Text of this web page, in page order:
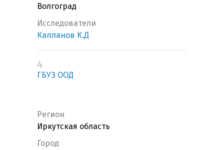
Волгоград
Исследователи
Капланов К.Д
4
ГБУЗ ООД
Регион
Иркутская область
Город